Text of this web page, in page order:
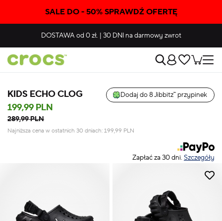
SALE DO - 50% SPRAWDŹ OFERTĘ
DOSTAWAod 0 zł. | 30 DNIna darmowy zwrot
KIDS ECHO CLOG Dodaj do 8 Jibbitz™ przypinek
199,99 PLN
289,99 PLN
Najniższa cena w ostatnich 30 dniach: 199,99 PLN
Zapłać za 30 dni. Szczegóły